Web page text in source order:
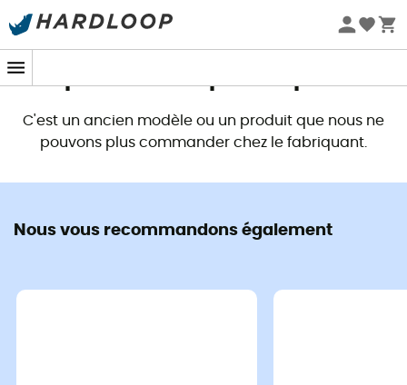
Promos d'été 🔥 -5 % EXTRA dès 2 produits* code Summer5
C'est un ancien modèle ou un produit que nous ne
pouvons plus commander chez le fabriquant.
Nous vous recommandons également